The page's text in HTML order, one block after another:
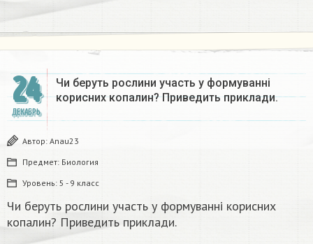
24
ДЕКАБРЬ
Чи беруть рослини участь у формуванні
корисних копалин? Приведить приклади.
Автор: Anau23
Предмет: Биология
Уровень: 5 - 9 класс
Чи беруть рослини участь у формуванні корисних
копалин? Приведить приклади.